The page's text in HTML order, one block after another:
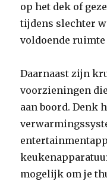
op het dek of
tijdens slechter
voldoende
Daarnaast zijn
voorzieningen
aan boord. Denk
mogelijk om je